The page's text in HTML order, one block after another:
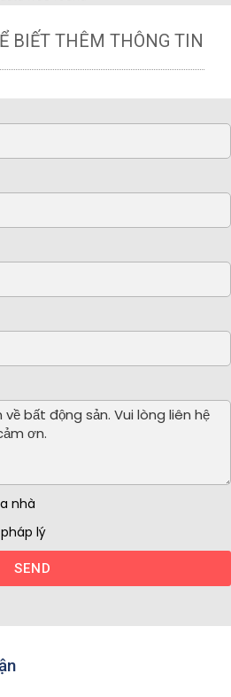
BIẾT THÊM THÔNG TIN
nhà
lý
SEND